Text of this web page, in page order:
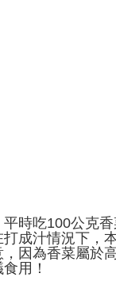
時吃100公克
成汁情況下，
因為香菜屬於
用！